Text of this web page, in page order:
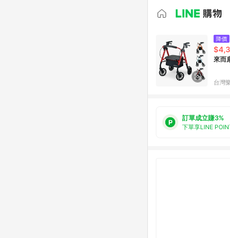
降價
來而
台灣
訂單成立賺3%
下單享LINE